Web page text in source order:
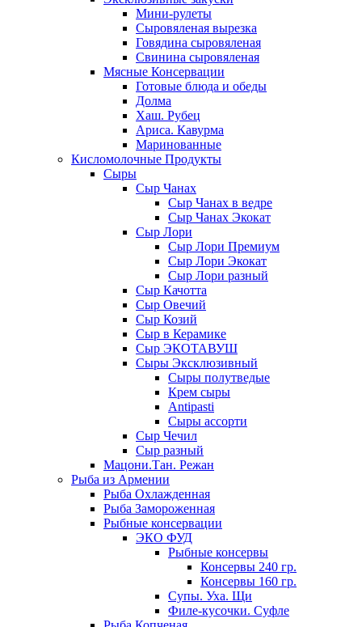
Мини-рулеты
Сыровяленая вырезка
Говядина сыровяленая
Свинина сыровяленая
Мясные Консервации
Готовые блюда и обеды
Долма
Хаш. Рубец
Ариса. Кавурма
Маринованные
Кисломолочные Продукты
Сыры
Сыр Чанах
Сыр Чанах в ведре
Сыр Чанах Экокат
Сыр Лори
Сыр Лори Премиум
Сыр Лори Экокат
Сыр Лори разный
Сыр Качотта
Сыр Овечий
Сыр Козий
Сыр в Керамике
Сыр ЭКОТАВУШ
Сыры Эксклюзивный
Сыры полутведые
Крем сыры
Antipasti
Сыры ассорти
Сыр Чечил
Сыр разный
Мацони.Тан. Режан
Рыба из Армении
Рыба Охлажденная
Рыба Замороженная
Рыбные консервации
ЭКО ФУД
Рыбные консервы
Консервы 240 гр.
Консервы 160 гр.
Супы. Уха. Щи
Филе-кусочки. Суфле